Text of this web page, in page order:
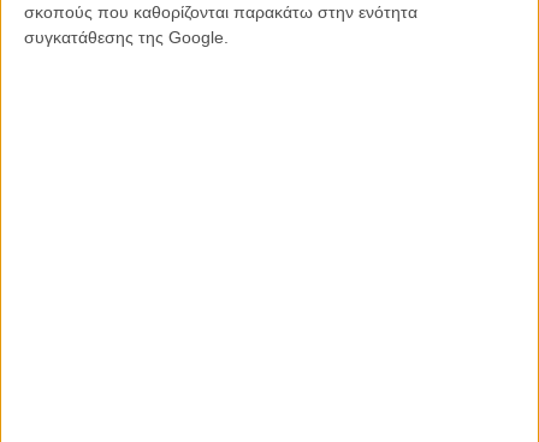
σκοπούς που καθορίζονται παρακάτω στην ενότητα
συγκατάθεσης της Google.